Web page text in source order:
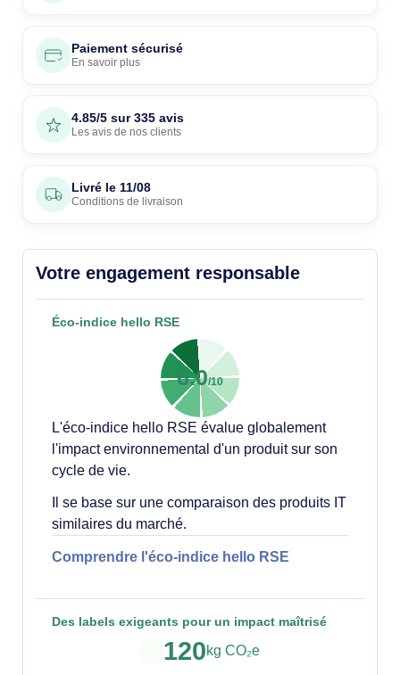
Paiement sécurisé
En savoir plus
4.85/5 sur 335 avis
Les avis de nos clients
Livré le 11/08
Conditions de livraison
Votre engagement responsable
Éco-indice hello RSE
6.0/10
L'éco-indice hello RSE évalue globalement
l'impact environnemental d'un produit sur son
cycle de vie.
Il se base sur une comparaison des produits IT
similaires du marché.
Comprendre l'éco-indice hello RSE
Des labels exigeants pour un impact maîtrisé
120kg CO₂e